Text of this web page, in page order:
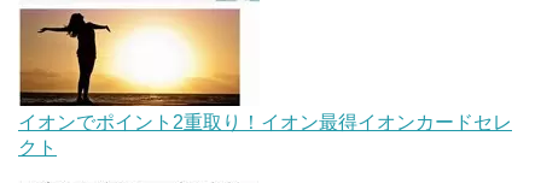
イオンでポイント2重取り！イオン最得イオンカードセレ
クト